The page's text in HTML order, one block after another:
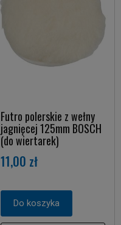
Futro polerskie z wełny
jagnięcej 125mm BOSCH
(do wiertarek)
11,00 zł
Do koszyka